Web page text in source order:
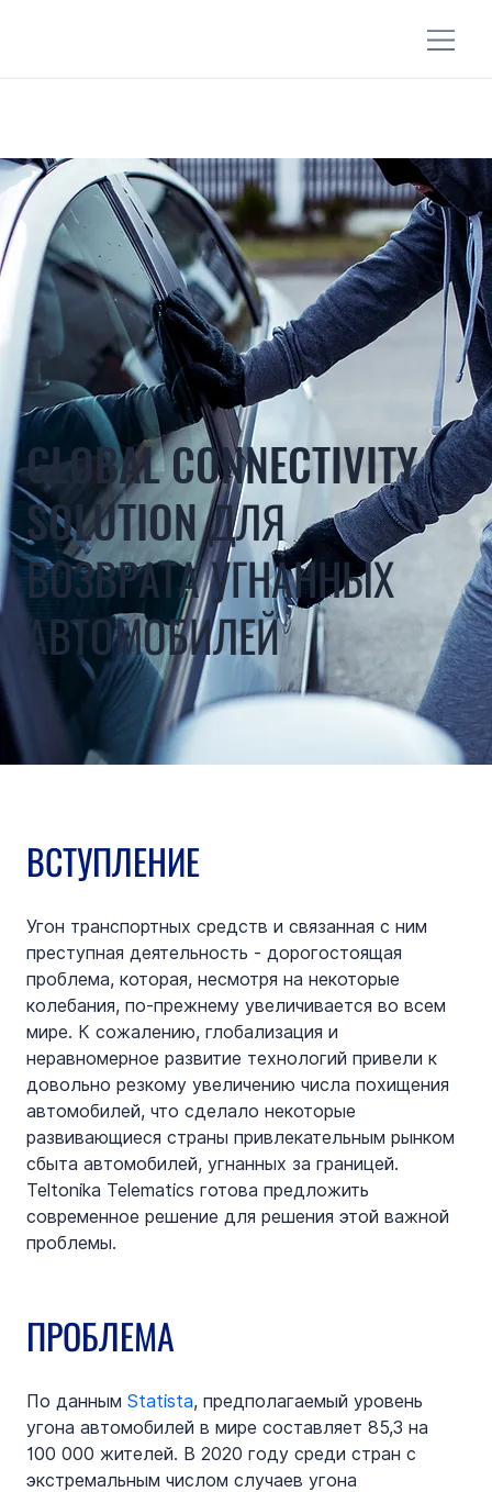
GLOBAL CONNECTIVITY
SOLUTION ДЛЯ
ВОЗВРАТА УГНАННЫХ
АВТОМОБИЛЕЙ
ВСТУПЛЕНИЕ
Угон транспортных средств и связанная с ним
преступная деятельность - дорогостоящая
проблема, которая, несмотря на некоторые
колебания, по-прежнему увеличивается во всем
мире. К сожалению, глобализация и
неравномерное развитие технологий привели к
довольно резкому увеличению числа похищения
автомобилей, что сделало некоторые
развивающиеся страны привлекательным рынком
сбыта автомобилей, угнанных за границей.
Teltonika Telematics готова предложить
современное решение для решения этой важной
проблемы.
ПРОБЛЕМА
По данным Statista, предполагаемый уровень
угона автомобилей в мире составляет 85,3 на
100 000 жителей. В 2020 году среди стран с
экстремальным числом случаев угона